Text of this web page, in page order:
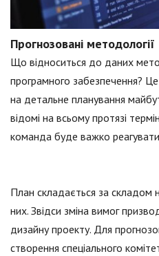
Прогнозовані методології
Що відноситься до даних
програмного забезпечення? Це
на детальне планування
відомі на всьому протязі
команда буде важко реагувати
План складається за складом
них. Звідси зміна вимог
дизайну проекту. Для
створення спеціального